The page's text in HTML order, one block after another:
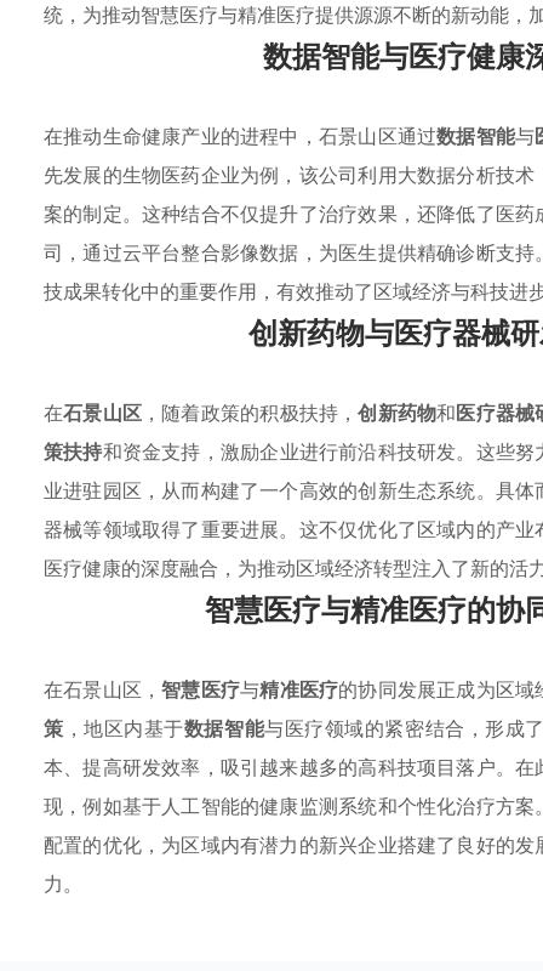
统，为推动智慧医疗与精准医疗提供源源不断的新动能，
数据智能与医疗健康
在推动生命健康产业的进程中，石景山区通过数据智能与
先发展的生物医药企业为例，该公司利用大数据分析技
案的制定。这种结合不仅提升了治疗效果，还降低了医
司，通过云平台整合影像数据，为医生提供精确诊断支
技成果转化中的重要作用，有效推动了区域经济与科技进
创新药物与医疗器械
在石景山区 ，随着政策的积极扶持，创新药物和医疗器械
策扶持和资金支持，激励企业进行前沿科技研发。这些
业进驻园区，从而构建了一个高效的创新生态系统。具
器械等领域取得了重要进展。这不仅优化了区域内的产业
医疗健康的深度融合，为推动区域经济转型注入了新的活
智慧医疗与精准医疗的协
在石景山区，智慧医疗与精准医疗的协同发展正成为区
策 ，地区内基于数据智能与医疗领域的紧密结合，形成
本、提高研发效率，吸引越来越多的高科技项目落户。
现，例如基于人工智能的健康监测系统和个性化治疗方
配置的优化，为区域内有潜力的新兴企业搭建了良好的
力。